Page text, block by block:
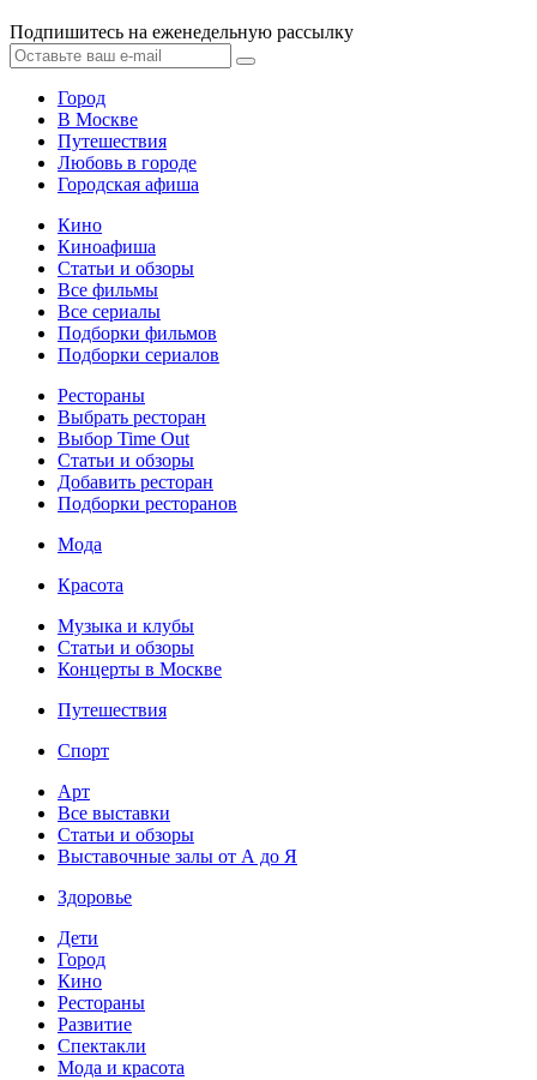
Подпишитесь на еженедельную рассылку
Город
В Москве
Путешествия
Любовь в городе
Городская афиша
Кино
Киноафиша
Статьи и обзоры
Все фильмы
Все сериалы
Подборки фильмов
Подборки сериалов
Рестораны
Выбрать ресторан
Выбор Time Out
Статьи и обзоры
Добавить ресторан
Подборки ресторанов
Мода
Красота
Музыка и клубы
Статьи и обзоры
Концерты в Москве
Путешествия
Спорт
Арт
Все выставки
Статьи и обзоры
Выставочные залы от А до Я
Здоровье
Дети
Город
Кино
Рестораны
Развитие
Спектакли
Мода и красота